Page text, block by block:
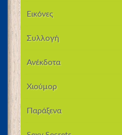
Εικόνες
Συλλογή
Ανέκδοτα
Χιούμορ
Παράξενα